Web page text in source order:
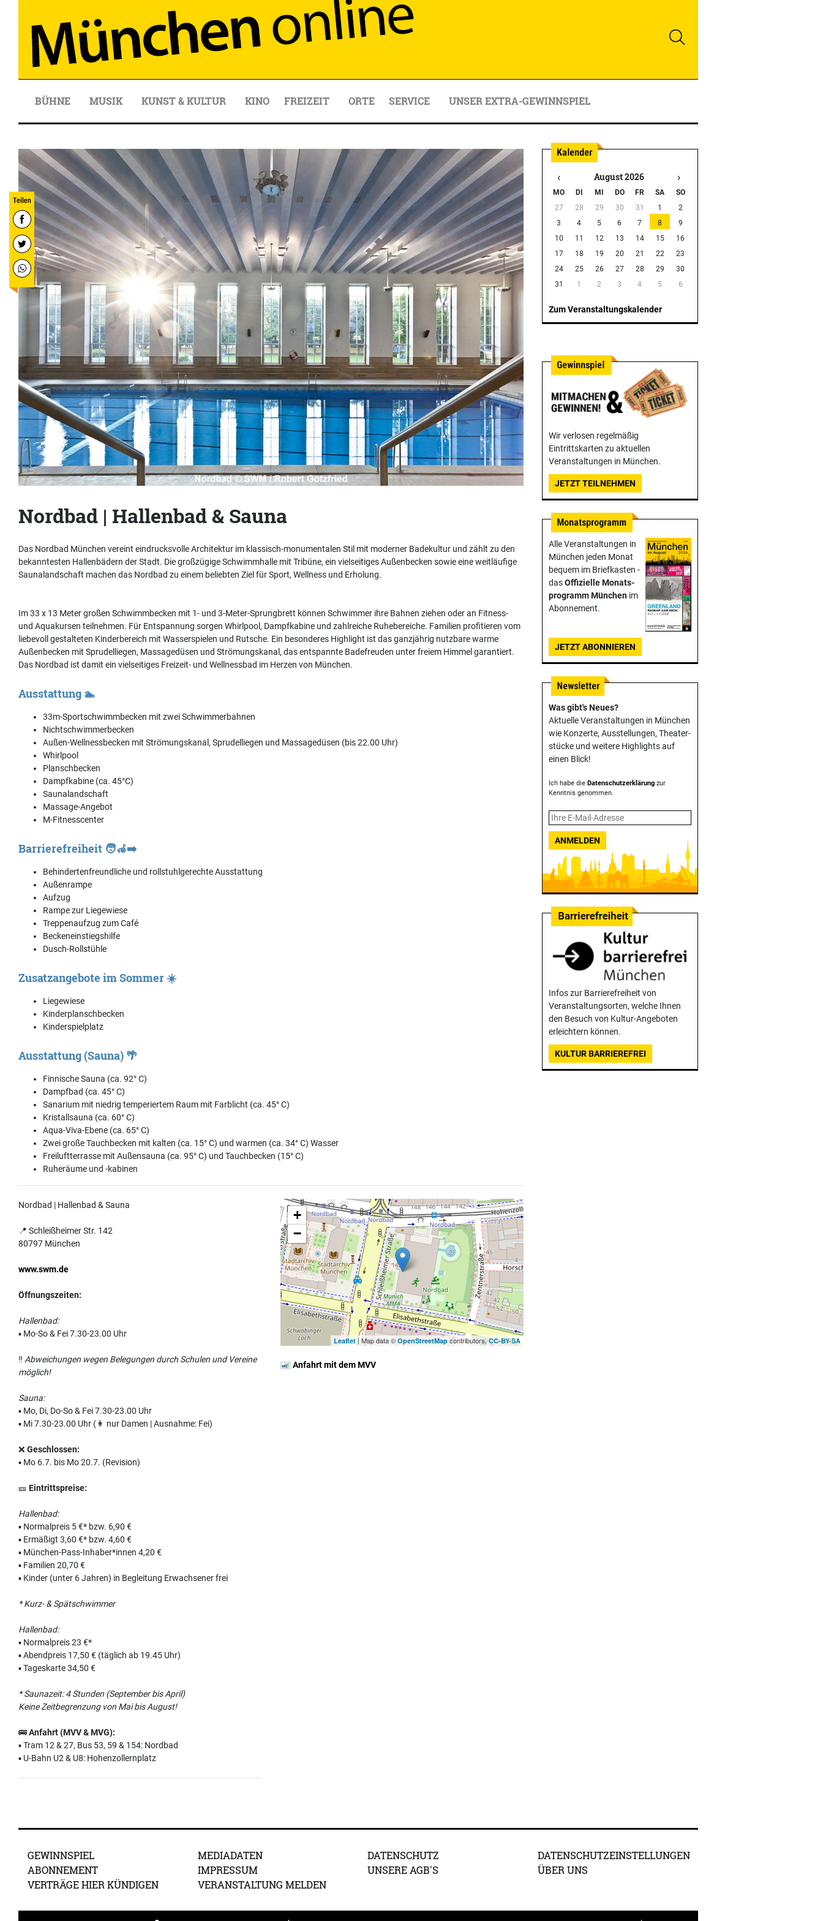
BÜHNE MUSIK KUNST & KULTUR KINO FREIZEIT ORTE SERVICE UNSER EXTRA-GEWINNSPIEL
Nordbad | Hallenbad & Sauna
Das Nordbad München vereint eindrucksvolle Architektur im klassisch-monumentalen Stil mit moderner Badekultur und zählt zu den
bekanntesten Hallenbädern der Stadt. Die großzügige Schwimmhalle mit Tribüne, ein vielseitiges Außenbecken sowie eine weitläufige
Saunalandschaft machen das Nordbad zu einem beliebten Ziel für Sport, Wellness und Erholung.
Im 33 x 13 Meter großen Schwimmbecken mit 1- und 3-Meter-Sprungbrett können Schwimmer ihre Bahnen ziehen oder an Fitness-
und Aquakursen teilnehmen. Für Entspannung sorgen Whirlpool, Dampfkabine und zahlreiche Ruhebereiche. Familien profitieren vom
liebevoll gestalteten Kinderbereich mit Wasserspielen und Rutsche. Ein besonderes Highlight ist das ganzjährig nutzbare warme
Außenbecken mit Sprudelliegen, Massagedüsen und Strömungskanal, das entspannte Badefreuden unter freiem Himmel garantiert.
Das Nordbad ist damit ein vielseitiges Freizeit- und Wellnessbad im Herzen von München.
Ausstattung 🏊
33m-Sportschwimmbecken mit zwei Schwimmerbahnen
Nichtschwimmerbecken
Außen-Wellnessbecken mit Strömungskanal, Sprudelliegen und Massagedüsen (bis 22.00 Uhr)
Whirlpool
Planschbecken
Dampfkabine (ca. 45°C)
Saunalandschaft
Massage-Angebot
M-Fitnesscenter
Barrierefreiheit 🧑‍🦽‍➡️
Behindertenfreundliche und rollstuhlgerechte Ausstattung
Außenrampe
Aufzug
Rampe zur Liegewiese
Treppenaufzug zum Café
Beckeneinstiegshilfe
Dusch-Rollstühle
Zusatzangebote im Sommer ☀️
Liegewiese
Kinderplanschbecken
Kinderspielplatz
Ausstattung (Sauna) 🌴
Finnische Sauna (ca. 92° C)
Dampfbad (ca. 45° C)
Sanarium mit niedrig temperiertem Raum mit Farblicht (ca. 45° C)
Kristallsauna (ca. 60° C)
Aqua-Viva-Ebene (ca. 65° C)
Zwei große Tauchbecken mit kalten (ca. 15° C) und warmen (ca. 34° C) Wasser
Freiluftterrasse mit Außensauna (ca. 95° C) und Tauchbecken (15° C)
Ruheräume und -kabinen
Nordbad | Hallenbad & Sauna
📍 Schleißheimer Str. 142
80797 München
www.swm.de
Öffnungszeiten:
Hallenbad:
▪️ Mo-So & Fei 7.30-23.00 Uhr
‼️ Abweichungen wegen Belegungen durch Schulen und Vereine
möglich!
Sauna:
▪️ Mo, Di, Do-So & Fei 7.30-23.00 Uhr
▪️ Mi 7.30-23.00 Uhr (👩‍ nur Damen | Ausnahme: Fei)
❌ Geschlossen:
▪️ Mo 6.7. bis Mo 20.7. (Revision)
🎫 Eintrittspreise:
Hallenbad:
▪️ Normalpreis 5 €* bzw. 6,90 €
▪️ Ermäßigt 3,60 €* bzw. 4,60 €
▪️ München-Pass-Inhaber*innen 4,20 €
▪️ Familien 20,70 €
▪️ Kinder (unter 6 Jahren) in Begleitung Erwachsener frei
* Kurz- & Spätschwimmer
Hallenbad:
▪️ Normalpreis 23 €*
▪️ Abendpreis 17,50 € (täglich ab 19.45 Uhr)
▪️ Tageskarte 34,50 €
* Saunazeit: 4 Stunden (September bis April)
Keine Zeitbegrenzung von Mai bis August!
🚌Anfahrt (MVV & MVG):
▪️ Tram 12 & 27, Bus 53, 59 & 154: Nordbad
▪️ U-Bahn U2 & U8: Hohenzollernplatz
+
−
Leaflet| Map data © OpenStreetMap contributors,CC-BY-SA
Anfahrt mit dem MVV
‹ August 2026 ›
MO DI MI DO FR SA
SO
27
28 29 30 31 1
2
3
4 5 6 7 8
9
10
11 12 13 14 15
16
17
18 19 20 21 22
23
24
25 26 27 28 29
30
31
1 2 3 4 5 6
Zum Veranstaltungskalender
Wir verlosen regelmäßig
Eintrittskarten zu aktuellen
Veranstaltungen in München.
JETZT TEILNEHMEN
Alle Veranstaltungen in
München jeden Monat
bequem im Briefkasten -
dasOffizielle Monats­
programm München im
Abonnement.
JETZT ABONNIEREN
Was gibt's Neues?
Aktuelle Veranstaltungen in München
wie Konzerte, Ausstellungen, Theater­
stücke und weitere Highlights auf
einen Blick!
Ich habe die Datenschutzerklärung zur
Kenntnis genommen.
ANMELDEN
Infos zur Barrierefreiheit von
Veranstaltungsorten, welche Ihnen
den Besuch von Kultur-Angeboten
erleichtern können.
KULTUR BARRIEREFREI
GEWINNSPIEL
ABONNEMENT
VERTRÄGE HIER KÜNDIGEN
MEDIADATEN
IMPRESSUM
VERANSTALTUNG MELDEN
DATENSCHUTZ
UNSERE AGB'S
DATENSCHUTZEINSTELLUNGEN
ÜBER UNS